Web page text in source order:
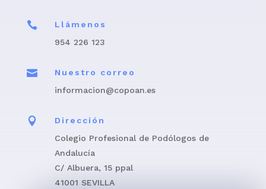

Llámenos
954 226 123

Nuestro correo
informacion@copoan.es

Dirección
Colegio Profesional de Podólogos de
Andalucía
C/ Albuera, 15 ppal
41001 SEVILLA